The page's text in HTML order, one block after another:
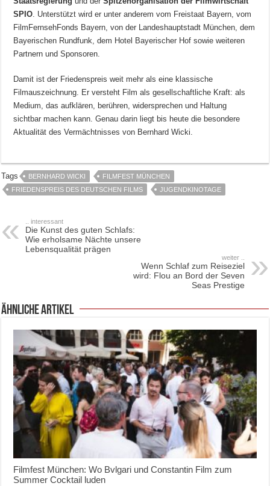
SPIO . Unterstützt wird er unter anderem vom Freistaat Bayern, vom
FilmFernsehFonds Bayern, von der Landeshauptstadt München, dem
Bayerischen Rundfunk, dem Hotel Bayerischer Hof sowie weiteren
Partnern und Sponsoren.
Damit ist der Friedenspreis weit mehr als eine klassische
Filmauszeichnung. Er versteht Film als gesellschaftliche Kraft: als
Medium, das aufklären, berühren, widersprechen und Haltung
sichtbar machen kann. Genau darin liegt bis heute die besondere
Aktualität des Vermächtnisses von Bernhard Wicki.
Tags BERNHARD WICKI
FILMFEST MÜNCHEN
FRIEDENSPREIS DES DEUTSCHEN FILMS
JUGENDKINOTAGE
.. interessant
Die Kunst des guten Schlafs:
Wie erholsame Nächte unsere
Lebensqualität prägen
weiter ..
Wenn Schlaf zum Reiseziel
wird: Flou an Bord der Seven
Seas Prestige
ähnliche Artikel
Filmfest München: Wo Bvlgari und Constantin Film zum
Summer Cocktail luden